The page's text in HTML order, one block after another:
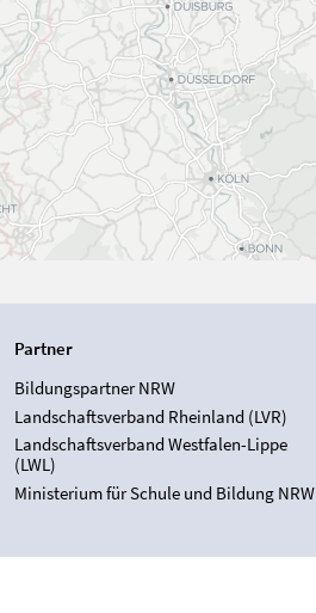
Partner
Bildungspartner NRW
Landschaftsverband Rheinland (LVR)
Landschaftsverband Westfalen-Lippe
(LWL)
Ministerium für Schule und Bildung NRW